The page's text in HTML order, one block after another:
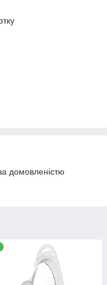
домовленістю